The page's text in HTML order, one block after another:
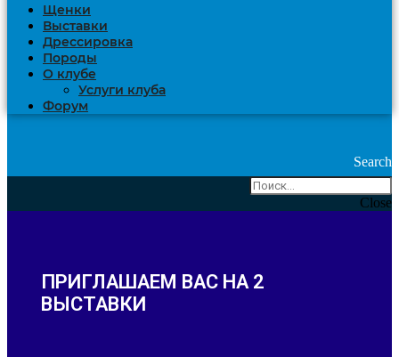
Щенки
Выставки
Дрессировка
Породы
О клубе
Услуги клуба
Форум
Search
Close
ПРИГЛАШАЕМ ВАС НА 2
ВЫСТАВКИ